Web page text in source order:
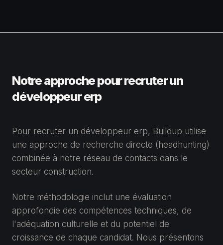
Notre approche pour recruter un
développeur erp
Pour recruter un développeur erp, Buildup utilise
une approche de recherche directe (headhunting)
combinée à notre réseau de contacts dans le
secteur construction.
Notre méthodologie inclut une évaluation
approfondie des compétences techniques, de
l'adéquation culturelle et du potentiel de
croissance de chaque candidat. Nous présentons